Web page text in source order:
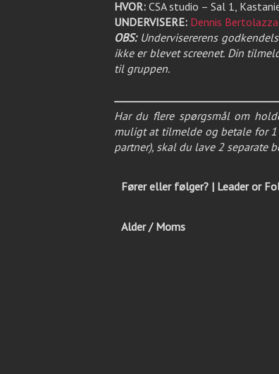
HVOR:CSA studio – Sal 1,
UNDERVISERE: Dennis Bertolazza
OBS: Undervisererens
ikke er blevet screenet. Din
til gruppen.
Har du flere spørgsmål om
muligt at tilmelde og betale for
partner), skal du lave 2 separate
Fører eller følger? | Leader or
Alder / Moms